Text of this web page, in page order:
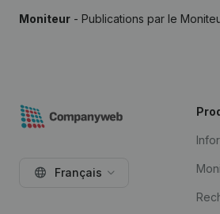
Moniteur - Publications par le
Français